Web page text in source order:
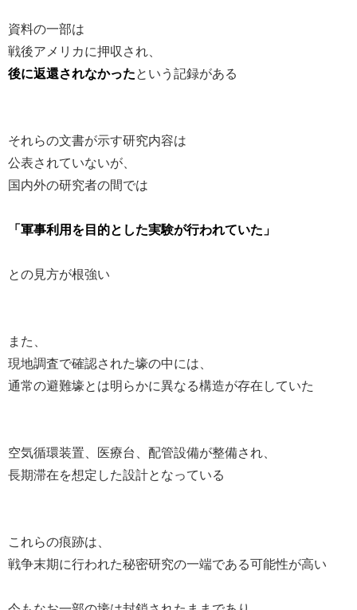
資料の一部は
戦後アメリカに押収され、
後に返還されなかった という記録がある
それらの文書が示す研究内容は
公表されていないが、
国内外の研究者の間では
「軍事利用を目的とした実験が行われていた」
との見方が根強い
また、
現地調査で確認された壕の中には、
通常の避難壕とは明らかに異なる構造が存在していた
空気循環装置、医療台、配管設備が整備され、
長期滞在を想定した設計となっている
これらの痕跡は、
戦争末期に行われた秘密研究の一端である可能性が高い